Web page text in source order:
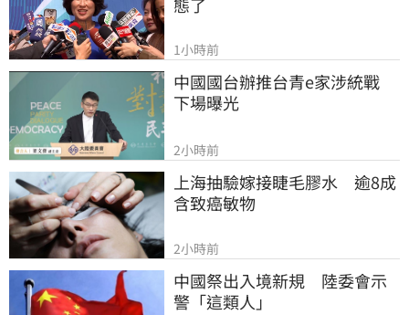
1小時前
中國國台辦推台青e家涉統戰
下場曝光
2小時前
上海抽驗嫁接睫毛膠水　逾8成
含致癌敏物
2小時前
中國祭出入境新規　陸委會示
警「這類人」